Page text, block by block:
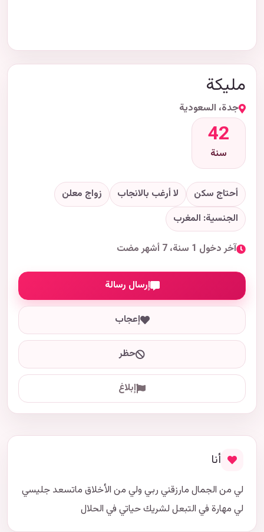
مليكة
جدة، السعودية
42
سنة
أحتاج سكن لا أرغب بالانجاب
زواج معلن
الجنسية: المغرب
آخر دخول 1 سنة، 7 أشهر مضت
إرسال رسالة
إعجاب
حظر
إبلاغ
أنا
لي من الجمال مارزقني ربي ولي من الأخلاق ماتسعد جليسي
لي مهارة في التبعل لشريك حياتي في الحلال